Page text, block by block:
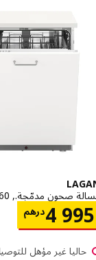
صحون مدمّجة., 60 سم
درهم 4
غير مؤهل للتوصيل